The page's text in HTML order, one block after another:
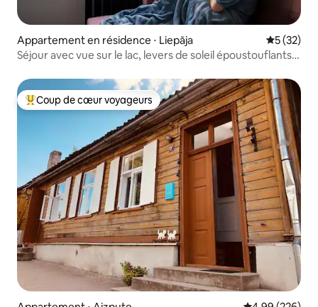
Appartement en résidence ⋅ Liepāja
5 (32)
Séjour avec vue sur le lac, levers de soleil époustouflants
Coups de cœur voyageurs les plus appréciés
Coup de cœur voyageurs